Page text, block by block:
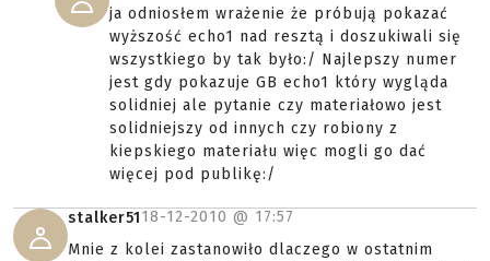
ja odniosłem wrażenie że próbują pokazać
wyższość echo1 nad resztą i doszukiwali się
wszystkiego by tak było:/ Najlepszy numer
jest gdy pokazuje GB echo1 który wygląda
solidniej ale pytanie czy materiałowo jest
solidniejszy od innych czy robiony z
kiepskiego materiału więc mogli go dać
więcej pod publikę:/
stalker5118-12-2010 @ 17:57
Mnie z kolei zastanowiło dlaczego w ostatnim